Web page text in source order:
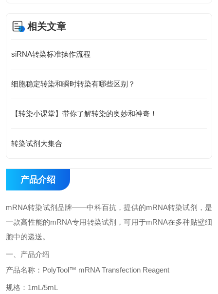
相关文章
siRNA转染标准操作流程
细胞稳定转染和瞬时转染有哪些区别？
【转染小课堂】带你了解转染的奥妙和神奇！
转染试剂大集合
产品介绍
mRNA转染试剂品牌——中科百抗，提供的mRNA转染试剂，是
一款高性能的mRNA专用转染试剂，可用于mRNA在多种贴壁细
胞中的递送。
一、产品介绍
产品名称： PolyTool™ mRNA Transfection Reagent
规格： 1mL/5mL